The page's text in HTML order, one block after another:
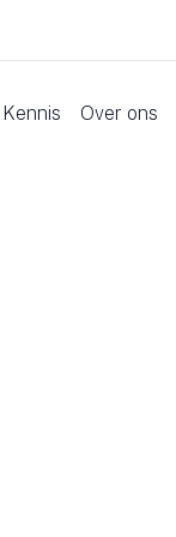
Kennis Over ons